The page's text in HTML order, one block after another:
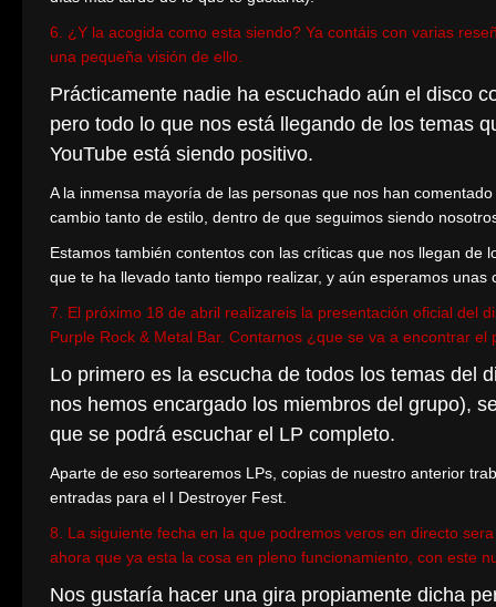
6. ¿Y la acogida como esta siendo? Ya contáis con varias
una pequeña visión de ello.
Prácticamente nadie ha escuchado aún el disco
pero todo lo que nos está llegando de los temas
YouTube está siendo positivo.
A la inmensa mayoría de las personas que nos han
cambio tanto de estilo, dentro de que seguimos siendo
Estamos también contentos con las críticas que nos llegan
que te ha llevado tanto tiempo realizar, y aún esperamos
7. El próximo 18 de abril realizareis la presentación oficial del
Purple Rock & Metal Bar. Contarnos ¿que se va a encontrar el
Lo primero es la escucha de todos los temas del
nos hemos encargado los miembros del grupo),
que se podrá escuchar el LP completo.
Aparte de eso sortearemos LPs, copias de nuestro anterior
entradas para el I Destroyer Fest.
8. La siguiente fecha en la que podremos veros en directo
ahora que ya esta la cosa en pleno funcionamiento, con este
Nos gustaría hacer una gira propiamente dicha